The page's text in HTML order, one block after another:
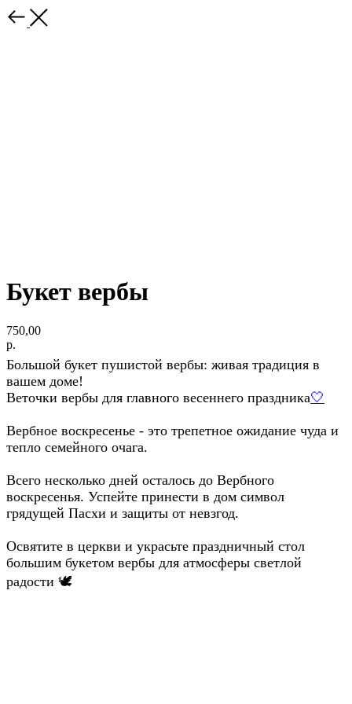
Букет вербы
750,00
р.
Большой букет пушистой вербы: живая традиция в
вашем доме!
Веточки вербы для главного весеннего праздника🤍
Вербное воскресенье - это трепетное ожидание чуда и
тепло семейного очага.
Всего несколько дней осталось до Вербного
воскресенья. Успейте принести в дом символ
грядущей Пасхи и защиты от невзгод.
Освятите в церкви и украсьте праздничный стол
большим букетом вербы для атмосферы светлой
радости 🕊️